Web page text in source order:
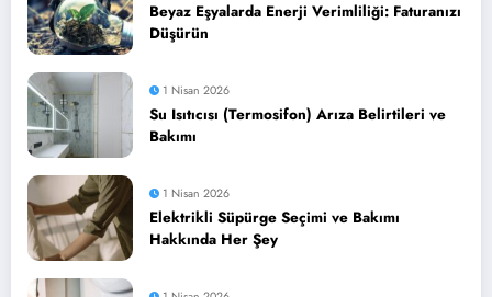
Beyaz Eşyalarda Enerji Verimliliği: Faturanızı
Düşürün
1 Nisan 2026
Su Isıtıcısı (Termosifon) Arıza Belirtileri ve
Bakımı
1 Nisan 2026
Elektrikli Süpürge Seçimi ve Bakımı
Hakkında Her Şey